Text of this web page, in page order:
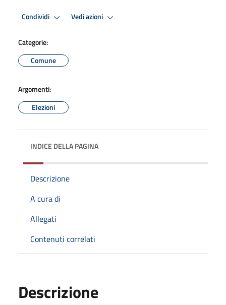
Condividi Vedi azioni
Categorie:
Comune
Argomenti:
Elezioni
INDICE DELLA PAGINA
Descrizione
A cura di
Allegati
Contenuti correlati
Descrizione